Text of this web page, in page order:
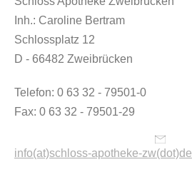
Inh.: Caroline Bertram
Schlossplatz 12
D - 66482 Zweibrücken
Telefon: 0 63 32 - 79501-0
Fax: 0 63 32 - 79501-29
info(at)schloss-apotheke-zw(dot)de